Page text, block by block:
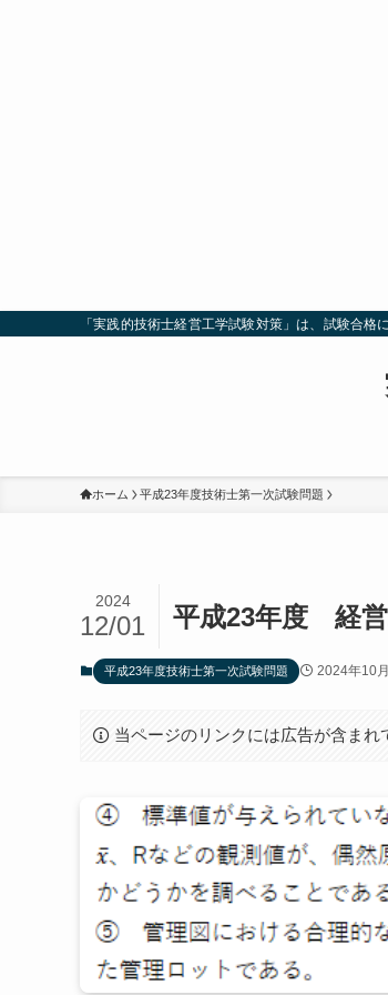
「実践的技術士経営工学試験対策」は、試験合
ホーム 平成23年度技術士第一次試験問題
平成23年度 経
2024
12/01
平成23年度技術士第一次試験問題 2024年10
当ページのリンクには広告が含まれ